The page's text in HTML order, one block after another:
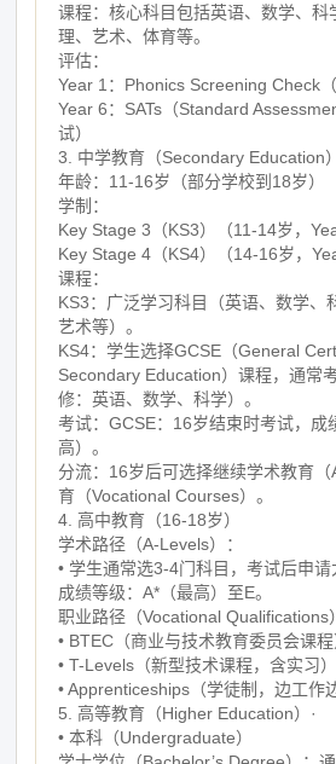
课程：核心科目包括英语、数学、科
理、艺术、体育等。
评估：
Year 1：Phonics Screening Check（
Year 6：SATs（Standard
试）
3. 中学教育（Secondary Education）
年龄：11-16岁（部分学校到18岁）
学制：
Key Stage 3（KS3）（11-14岁，
Key Stage 4（KS4）（14-16岁，
课程：
KS3：广泛学习科目（英语、数学、
艺术等）。
KS4：学生选择GCSE（General
Secondary Education）课程，通常
修：英语、数学、科学）。
考试：GCSE：16岁结束时考试，成
高）。
分流：16岁后可选择继续学术教育
育（Vocational Courses）。
4. 高中教育（16-18岁）
学术路径（A-Levels）：
• 学生通常选3-4门科目，考试后申请
成绩等级：A*（最高）至E。
职业路径（Vocational Qualifications
• BTEC（商业与技术教育委员会课程
• T-Levels（新型技术课程，含实习）
• Apprenticeships（学徒制，边工作
5. 高等教育（Higher Education）·
• 本科（Undergraduate）